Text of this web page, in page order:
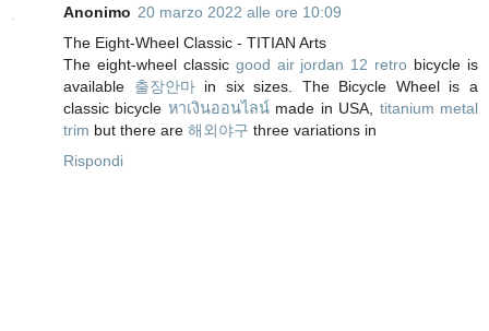
Anonimo 20 marzo 2022 alle ore 10:09
The Eight-Wheel Classic - TITIAN Arts
The eight-wheel classic good air jordan 12 retro bicycle is
available 출장안마in six sizes. The Bicycle Wheel is a
classic bicycle หาเงินออนไลน์made in USA, titanium metal
trim but there are 해외야구 three variations in
Rispondi